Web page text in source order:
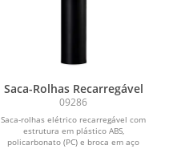
Saca-Rolhas Recarregável
09286
Saca-rolhas elétrico recarregável com
estrutura em plástico ABS,
policarbonato (PC) e broca em aço